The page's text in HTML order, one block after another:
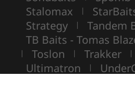
Stalomax |
Strategy | Tandem
TB Baits - Tomas
| Toslon | Trakker |
Ultimatron |